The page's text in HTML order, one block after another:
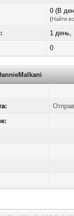
0 (В
(Найти
1 день,
0